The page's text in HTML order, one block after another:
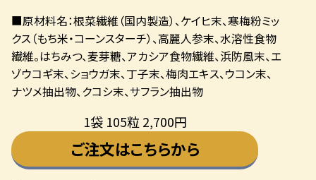
■原材料名：根菜繊維（国内製造）、ケイヒ末、寒梅粉ミッ
クス（もち米・コーンスターチ）、高麗人参末、水溶性食物
繊維。はちみつ、麦芽糖、アカシア食物繊維、浜防風末、エ
ゾウコギ末、ショウガ末、丁子末、梅肉エキス、ウコン末、
ナツメ抽出物、クコシ末、サフラン抽出物
1袋 105粒 2,700円
ご注文はこちらから